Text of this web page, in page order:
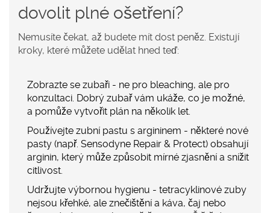
dovolit plné ošetření?
Nemusíte čekat, až budete mít dost peněz. Existují
kroky, které můžete udělat hned teď:
Zobrazte se zubaři - ne pro bleaching, ale pro
konzultaci. Dobrý zubař vám ukáže, co je možné,
a pomůže vytvořit plán na několik let.
Používejte zubní pastu s argininem - některé nové
pasty (např. Sensodyne Repair & Protect) obsahují
arginin, který může způsobit mírné zjasnění a snížit
citlivost.
Udržujte výbornou hygienu - tetracyklinové zuby
nejsou křehké, ale znečištění a káva, čaj nebo